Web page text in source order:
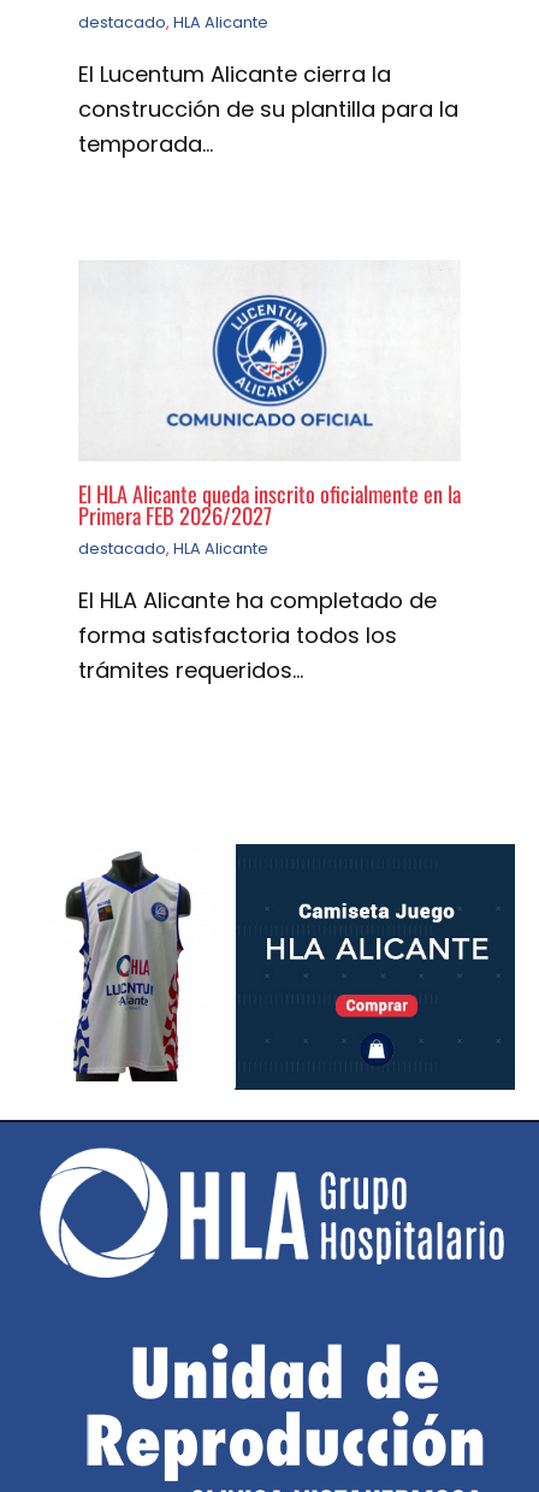
destacado, HLA Alicante
El Lucentum Alicante cierra la
construcción de su plantilla para la
temporada…
El HLA Alicante queda inscrito oficialmente en la
Primera FEB 2026/2027
destacado, HLA Alicante
El HLA Alicante ha completado de
forma satisfactoria todos los
trámites requeridos…